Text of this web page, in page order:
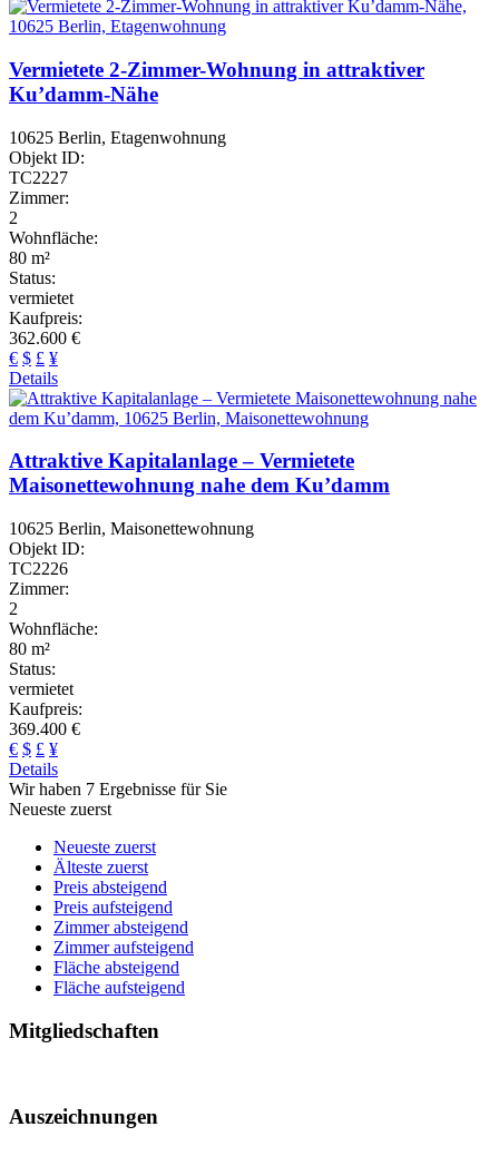
Vermietete 2-Zimmer-Wohnung in attraktiver
Ku’damm-Nähe
10625 Berlin, Etagenwohnung
Objekt ID:
TC2227
Zimmer:
2
Wohnfläche:
80 m²
Status:
vermietet
Kaufpreis:
362.600 €
€ $ £ ¥
Details
Attraktive Kapitalanlage – Vermietete
Maisonettewohnung nahe dem Ku’damm
10625 Berlin, Maisonettewohnung
Objekt ID:
TC2226
Zimmer:
2
Wohnfläche:
80 m²
Status:
vermietet
Kaufpreis:
369.400 €
€ $ £ ¥
Details
Wir haben 7 Ergebnisse für Sie
Neueste zuerst
Neueste zuerst
Älteste zuerst
Preis absteigend
Preis aufsteigend
Zimmer absteigend
Zimmer aufsteigend
Fläche absteigend
Fläche aufsteigend
Mitgliedschaften
Auszeichnungen